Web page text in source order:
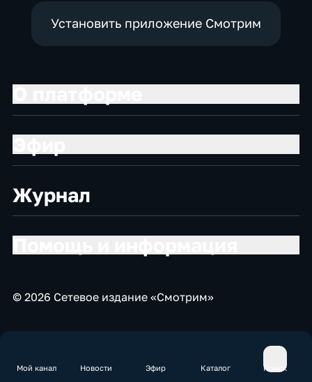
Мой канал Новости Эфир Каталог Поиск
Установить приложение Смотрим
Журнал
© 2026 Сетевое издание «Смотрим»